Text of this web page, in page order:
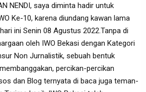
NENDI, saya diminta hadir untuk
Ke-10, karena diundang kawan lama
ini Senin 08 Agustus 2022.Tanpa di
oleh IWO Bekasi dengan Kategori
Non Jurnalistik, sebuah bentuk
percikan-percikan
dan Blog ternyata di baca juga teman-